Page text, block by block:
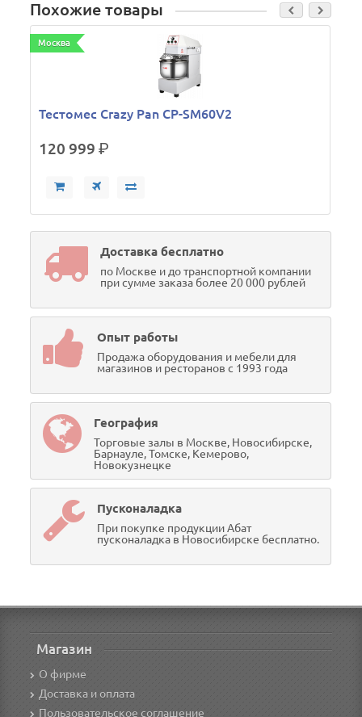
Похожие товары
Москва
Тестомес Crazy Pan CP-SM60V2
120 999р.
Доставка бесплатно
по Москве и до транспортной компании
при сумме заказа более 20 000 рублей
Опыт работы
Продажа оборудования и мебели для
магазинов и ресторанов с 1993 года
География
Торговые залы в Москве, Новосибирске,
Барнауле, Томске, Кемерово,
Новокузнецке
Пусконаладка
При покупке продукции Абат
пусконаладка в Новосибирске бесплатно.
Магазин
О фирме
Доставка и оплата
Пользовательское соглашение